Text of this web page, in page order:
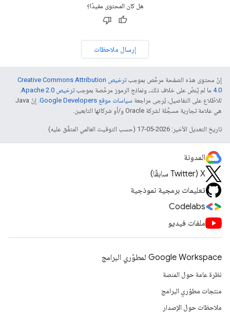
هل كان المحتوى مفيدًا؟
إرسال ملاحظات
إنّ محتوى هذه الصفحة مرخّص بموجب
ترخيص Creative Commons Attribution
4.0‏ ما لم يُنصّ على خلاف ذلك، ونماذج الرموز مرخّصة بموجبترخيص Apache 2.0‏
.
للاطّلاع على التفاصيل، يُرجى مراجعة سياسات موقع Google Developers‏
. إنّ Java
هي علامة تجارية مسجَّلة لشركة Oracle و/أو شركائها التابعين.
تاريخ التعديل الأخير: 2026-05-17 (حسب التوقيت العالمي المتفَّق عليه)
المدونة
‫X ‏(Twitter سابقًا)
تعليمات برمجية نموذجية
Codelabs
ملفات فيديو
Google Workspace لمطوّري البرامج
نظرة عامة حول المنصة
منتجات مطوّري البرامج
ملاحظات حول الإصدار